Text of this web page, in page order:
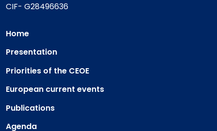
CIF- G28496636
Home
Presentation
Priorities of the CEOE
European current events
Publications
Agenda